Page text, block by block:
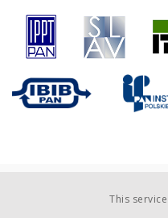
This